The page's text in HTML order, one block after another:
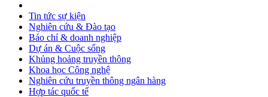
Tin tức sự kiện
Nghiên cứu & Đào tạo
Báo chí & doanh nghiệp
Dự án & Cuộc sống
Khủng hoảng truyền thông
Khoa học Công nghệ
Nghiên cứu truyền thông ngân hàng
Hợp tác quốc tế